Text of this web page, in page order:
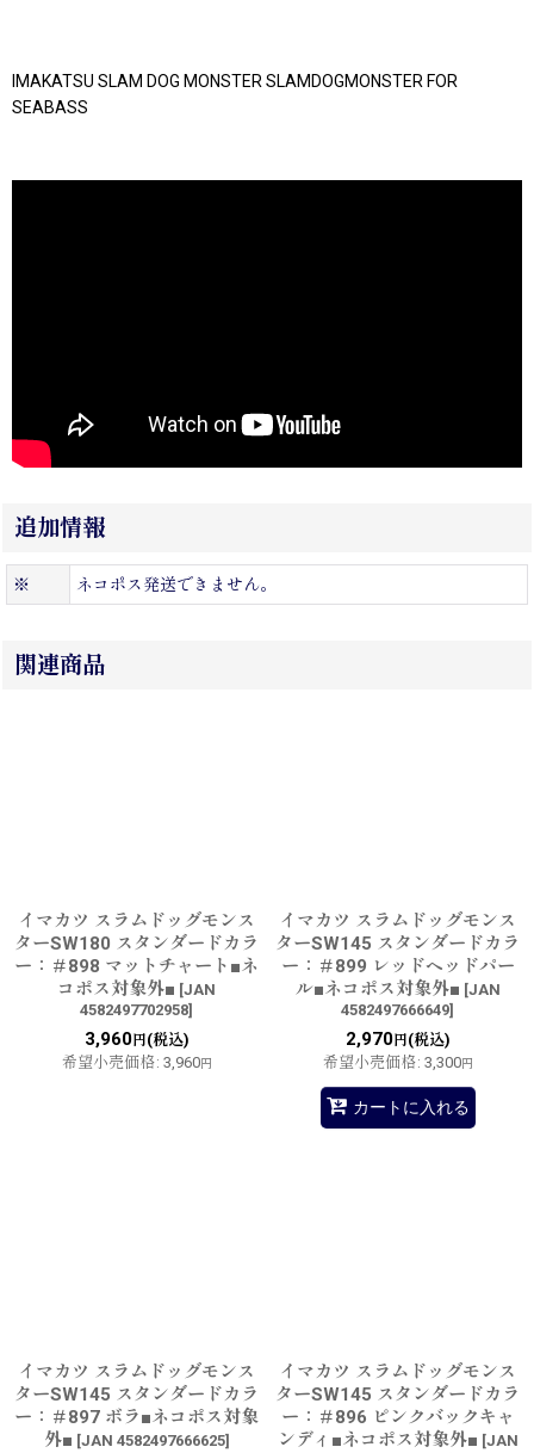
IMAKATSU SLAM DOG MONSTER SLAMDOGMONSTER FOR
SEABASS
追加情報
※ ネコポス発送できません。
関連商品
イマカツ スラムドッグモンス
ターSW180 スタンダードカラ
ー：＃898 マットチャート■ネ
コポス対象外■ [JAN
4582497702958]
3,960円(税込)
希望小売価格: 3,960円
イマカツ スラムドッグモンス
ターSW145 スタンダードカラ
ー：＃899 レッドヘッドパー
ル■ネコポス対象外■ [JAN
4582497666649]
2,970円(税込)
希望小売価格: 3,300円
カートに入れる
イマカツ スラムドッグモンス
ターSW145 スタンダードカラ
ー：＃897 ボラ■ネコポス対象
外■ [JAN 4582497666625]
イマカツ スラムドッグモンス
ターSW145 スタンダードカラ
ー：＃896 ピンクバックキャ
ンディ■ネコポス対象外■ [JAN